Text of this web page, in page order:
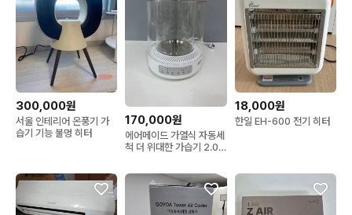
300,000원
서울 인테리어 온풍기 가
습기 기능 불멍 히터
170,000원
에어메이드 가열식 자동세
척 더 위대한 가습기 2.0
004
18,000원
한일 EH-600 전기 히터